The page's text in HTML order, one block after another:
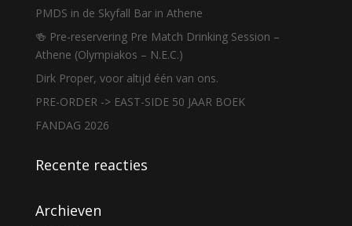
PMDS in de Skyfall Bar in Athene
🍻 Pre-reservering Pre Match Drinking Session –
Athene (Olympiakos – N.E.C.)
Dirk Proper, voor altijd één van ons.
PRE-ORDER -> EAST-SIDE 50 JAAR BOEK
FANDAG 2026
Recente reacties
Archieven